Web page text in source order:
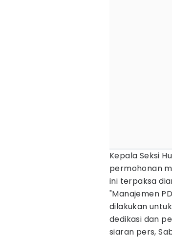
Kepala Seksi
permohonan
ini terpaksa
"Manajemen
dilakukan
dedikasi dan
siaran pers,